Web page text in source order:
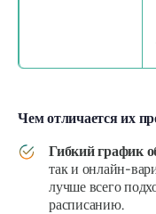
Чем отличается их
Гибкий график
так и онлайн-
лучше всего
расписанию.